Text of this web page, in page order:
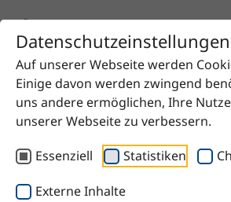
Datenschutzeinstellungen
Auf unserer Webseite werden
Einige davon werden zwingend
uns andere ermöglichen, Ihre
unserer Webseite zu verbessern.
Essenziell
Statistiken
Externe Inhalte
Startseite Produkt